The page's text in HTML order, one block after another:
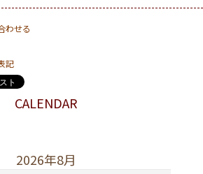
わせる
記
CALENDAR
2026年8月